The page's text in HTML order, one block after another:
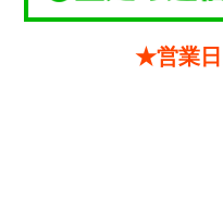
★営業